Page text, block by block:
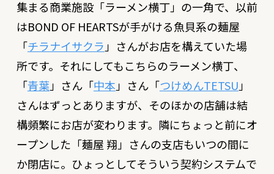
集まる商業施設「ラーメン横丁」の一角で、以前
はBOND OF HEARTSが手がける魚貝系の麺屋
「チラナイサクラ 」さんがお店を構えていた場
所です。それにしてもこちらのラーメン横丁、
「青葉 」さん「中本 」さん「つけめんTETSU 」
さんはずっとありますが、そのほかの店舗は結
構頻繁にお店が変わります。隣にちょっと前にオ
ープンした「麺屋 翔」さんの支店もいつの間に
か閉店に。ひょっとしてそういう契約システムで